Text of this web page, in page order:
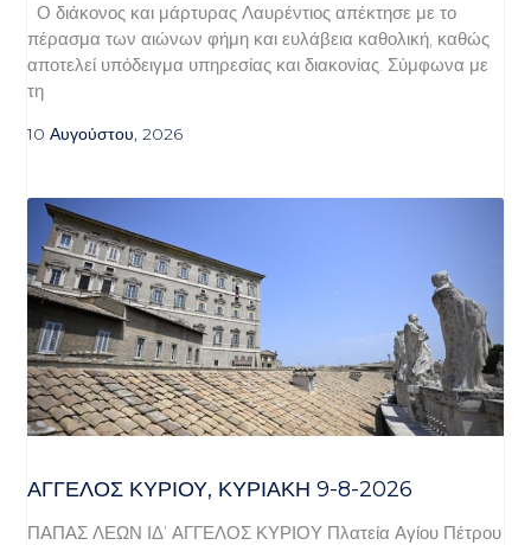
Ο διάκονος και μάρτυρας Λαυρέντιος απέκτησε με το
πέρασμα των αιώνων φήμη και ευλάβεια καθολική, καθώς
αποτελεί υπόδειγμα υπηρεσίας και διακονίας. Σύμφωνα με
τη
10 Αυγούστου, 2026
ΆΓΓΕΛΟΣ ΚΥΡΊΟΥ, ΚΥΡΙΑΚΉ 9-8-2026
ΠΑΠΑΣ ΛΕΩΝ ΙΔ’ ΑΓΓΕΛΟΣ ΚΥΡΙΟΥ Πλατεία Αγίου Πέτρου